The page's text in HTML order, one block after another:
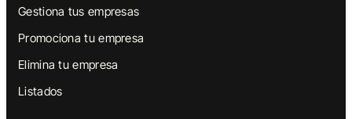
Gestiona tus empresas
Promociona tu empresa
Elimina tu empresa
Listados